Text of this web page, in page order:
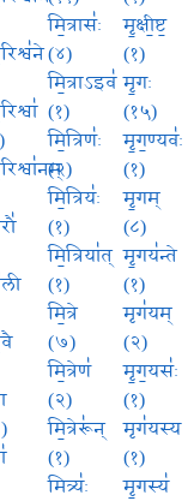
मि॒त्रासः॑
(४)
मि॒त्राऽइव॑
(१)
मि॒त्रिणः॑
(२)
मि॒त्रियः॑
(१)
मि॒त्रिया॑त्
(१)
मि॒त्रे
(७)
मि॒त्रेण॑
(२)
मि॒त्रेरू॑न्
(१)
मित्र्यः॑
मृ॒क्षी॒ष्ट॒
(१)
मृ॒गः
(१५)
मृ॒ग॒ण्यवः॑
(१)
मृ॒गम्
(८)
मृ॒गय॑न्ते
(१)
मृग॑यम्
(२)
मृ॒ग॒यसः॑
(१)
मृग॑यस्य
(१)
मृ॒गस्य॑